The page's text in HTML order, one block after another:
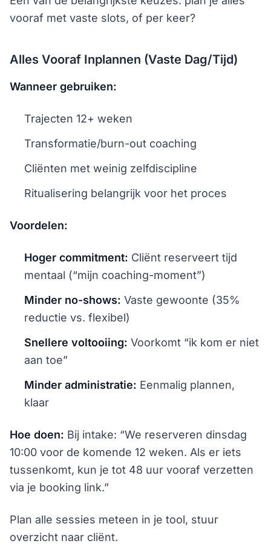
vooraf met vaste slots, of per keer?
Alles Vooraf Inplannen (Vaste Dag/Tijd)
Wanneer gebruiken:
Trajecten 12+ weken
Transformatie/burn-out coaching
Cliënten met weinig zelfdiscipline
Ritualisering belangrijk voor het proces
Voordelen:
Hoger commitment: Cliënt reserveert tijd
mentaal (“mijn coaching-moment”)
Minder no-shows: Vaste gewoonte (35%
reductie vs. flexibel)
Snellere voltooiing: Voorkomt “ik kom er niet
aan toe”
Minder administratie: Eenmalig plannen,
klaar
Hoe doen: Bij intake: “We reserveren dinsdag
10:00 voor de komende 12 weken. Als er iets
tussenkomt, kun je tot 48 uur vooraf verzetten
via je booking link.”
Plan alle sessies meteen in je tool, stuur
overzicht naar cliënt.